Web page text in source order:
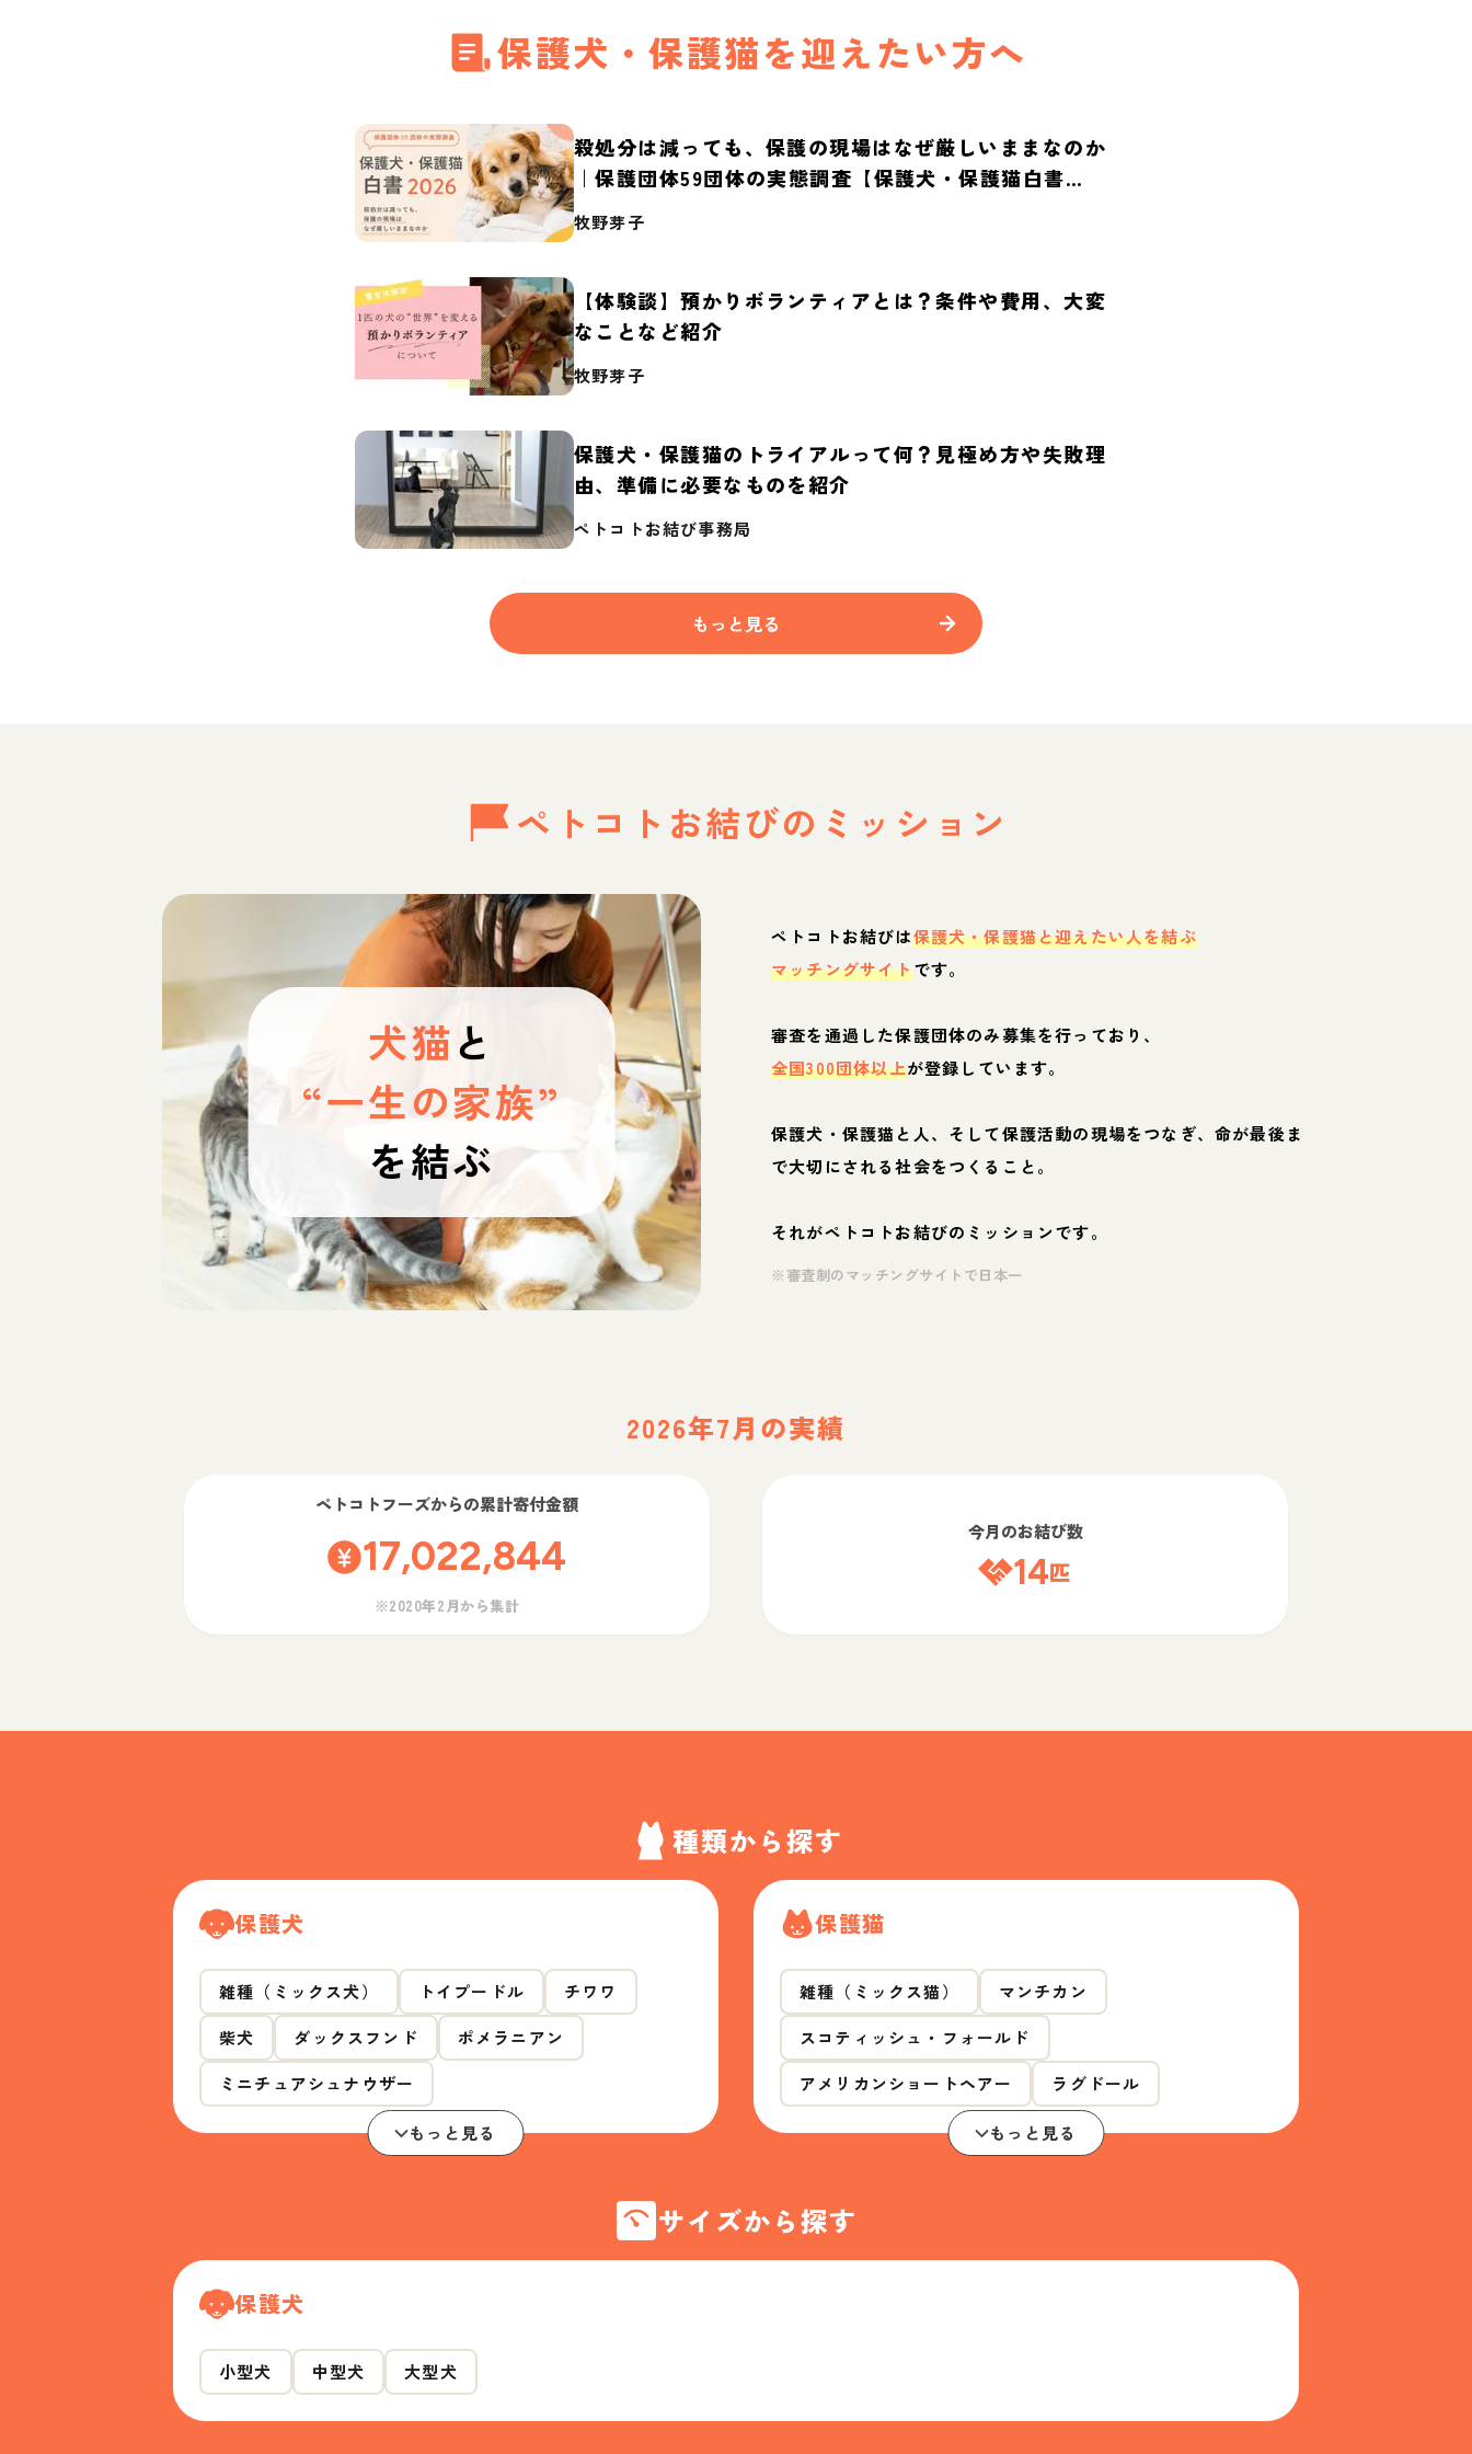
保護犬・保護猫を迎えたい方へ
殺処分は減っても、保護の現場はなぜ厳しいままなのか
｜保護団体59団体の実態調査【保護犬・保護猫白書
2026】
牧野芽子
【体験談】預かりボランティアとは？条件や費用、大変
なことなど紹介
牧野芽子
保護犬・保護猫のトライアルって何？見極め方や失敗理
由、準備に必要なものを紹介
ペトコトお結び事務局
もっと見る
ペトコトお結びの ミッション
犬猫と
“一生の家族”
を結ぶ
ペトコトお結びは保護犬・保護猫と迎えたい人を結ぶ
マッチングサイトです。
審査を通過した保護団体のみ募集を行っており、
全国300団体以上が登録しています。
保護犬・保護猫と人、そして保護活動の現場をつなぎ、命が最後ま
で大切にされる社会をつくること。
それがペトコトお結びのミッションです。
※審査制のマッチングサイトで日本一
2026年7月の実績
ペトコトフーズからの累計寄付金額
17,022,844
※2020年2月から集計
今月のお結び数
14匹
種類から探す
保護犬
雑種（ミックス犬） トイプードル
チワワ
柴犬
ダックスフンド
ポメラニアン
ミニチュアシュナウザー
もっと見る
保護猫
雑種（ミックス猫）
マンチカン
スコティッシュ・フォールド
アメリカンショートヘアー
ラグドール
もっと見る
サイズから探す
保護犬
小型犬 中型犬 大型犬